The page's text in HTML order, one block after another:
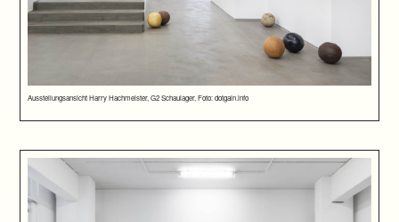
Ausstellungsansicht Harry Hachmeister, G2 Schaulager, Foto: dotgain.info